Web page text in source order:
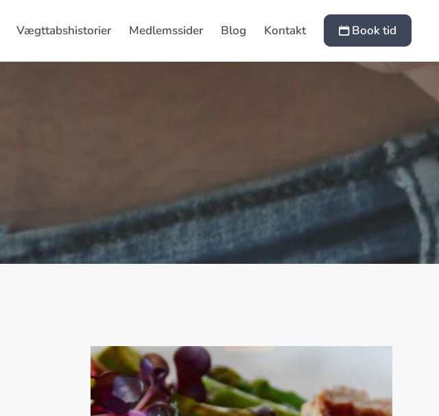
Vægttabshistorier Medlemssider Blog Kontakt Book tid